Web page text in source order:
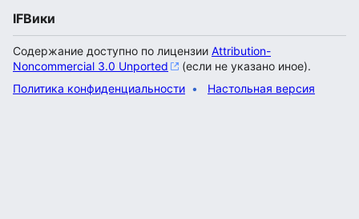
IFВики
Содержание доступно по лицензии Attribution-
Noncommercial 3.0 Unported
(если не указано иное).
Политика конфиденциальности
Настольная версия